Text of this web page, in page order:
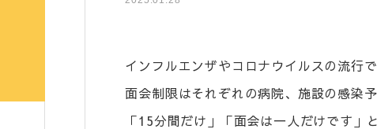
インフルエンザやコロナウイルスの流行
面会制限はそれぞれの病院、施設の感染
「15分間だけ」「面会は一人だけです